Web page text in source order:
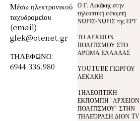
Mέσω ηλεκτρονικού
ταχυδρομείου
(email):
glek@otenet.gr
ΤΗΛΕΦΩΝΟ:
6944.336.980
Ο Γ. Λεκάκης στην
τηλεοπτική εκπομπή
ΝΩΡΙΣ-ΝΩΡΙΣ της ΕΡΤ
ΤΟ ΑΡΧΕΙΟΝ
ΠΟΛΙΤΙΣΜΟΥ ΣΤΟ
ΑΡΩΜΑ ΕΛΛΑΔΑΣ
YOUTUBE ΓΙΩΡΓΟΥ
ΛΕΚΑΚΗ
TΗΛΕΟΠΤΙΚΗ
ΕΚΠΟΜΠΗ "ΑΡΧΕΙΟΝ
ΠΟΛΙΤΙΣΜΟΥ" ΣΤΗΝ
ΤΗΛΕΌΡΑΣΗ ΔΙΟΝ TV